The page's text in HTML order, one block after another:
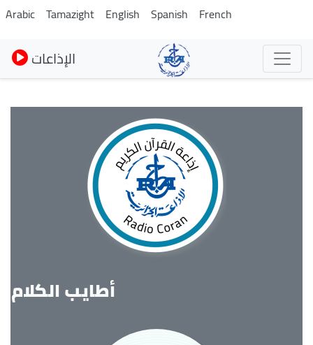
Skip
to
main
content
Arabic Tamazight English Spanish French
الإذاعات
أطايب الكلام